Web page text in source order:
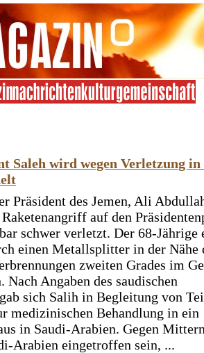
Saleh wird wegen Verletzung in
Präsident des Jemen, Ali
auf den
schwer verletzt. Der 68-Jährige
einen Metallsplitter in der Nähe
zweiten Grades im
Nach Angaben des saudischen
sich Salih in Begleitung von
medizinischen Behandlung in ein
in Saudi-Arabien. Gegen
Arabien eingetroffen sein, ...